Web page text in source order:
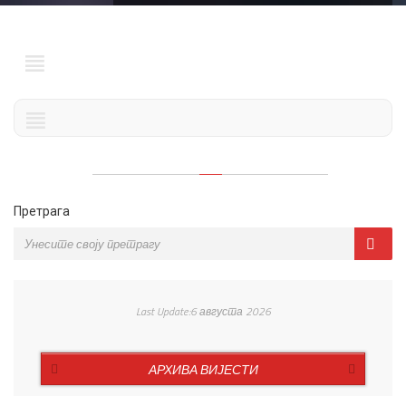
Претрага
Last Update:6 августа 2026
АРХИВА ВИЈЕСТИ